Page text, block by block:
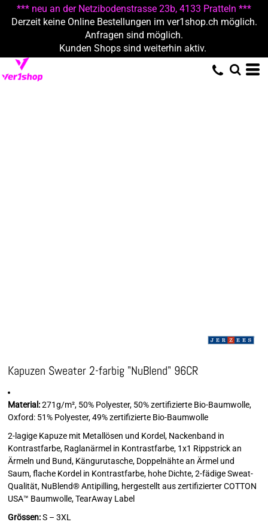
*** neu an der Netzibodenstrasse 23b, 4133 Pratteln ***
Derzeit keine Online Bestellungen im ver1shop.ch möglich.
Anfragen sind möglich.
Kunden Shops sind weiterhin aktiv.
Kapuzen Sweater 2-farbig "NuBlend" 96CR
Material:271g/m², 50% Polyester, 50% zertifizierte Bio-Baumwolle,
Oxford: 51% Polyester, 49% zertifizierte Bio-Baumwolle
2-lagige Kapuze mit Metallösen und Kordel, Nackenband in
Kontrastfarbe, Raglanärmel in Kontrastfarbe, 1x1 Rippstrick an
Ärmeln und Bund, Kängurutasche, Doppelnähte an Ärmel und
Saum, flache Kordel in Kontrastfarbe, hohe Dichte, 2-fädige Sweat-
Qualität, NuBlend® Antipilling, hergestellt aus zertifizierter COTTON
USA™ Baumwolle, TearAway Label
Grössen:S – 3XL